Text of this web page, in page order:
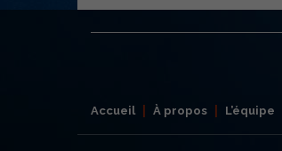
Accueil À propos L’équipe